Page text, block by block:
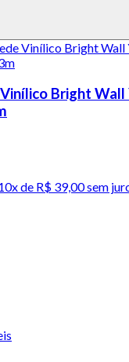
Bright
de R$ 39,00 sem